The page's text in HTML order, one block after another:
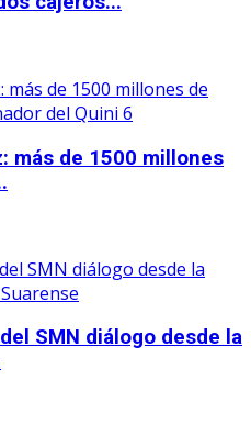
más de 1500 millones
SMN diálogo desde la